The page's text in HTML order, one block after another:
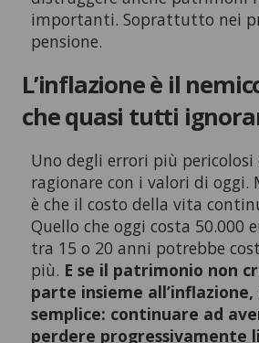
importanti. Soprattutto nei
pensione.
L’inflazione è il
che quasi tutti
Uno degli errori più pericolosi
ragionare con i valori di oggi.
è che il costo della vita
Quello che oggi costa 50.000
tra 15 o 20 anni potrebbe
più. E se il patrimonio non
parte insieme all’inflazione,
semplice: continuare ad
perdere progressivamente